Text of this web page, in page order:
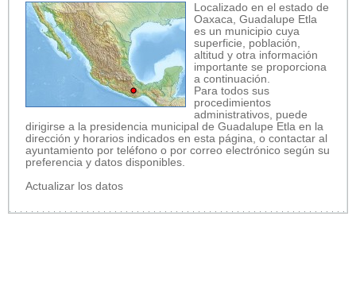
Localizado en el estado de
Oaxaca, Guadalupe Etla
es un municipio cuya
superficie, población,
altitud y otra información
importante se proporciona
a continuación.
Para todos sus
procedimientos
administrativos, puede
dirigirse a la presidencia municipal de Guadalupe Etla en la
dirección y horarios indicados en esta página, o contactar al
ayuntamiento por teléfono o por correo electrónico según su
preferencia y datos disponibles.
Actualizar los datos